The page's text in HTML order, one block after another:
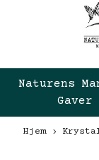
Naturens
Hjem